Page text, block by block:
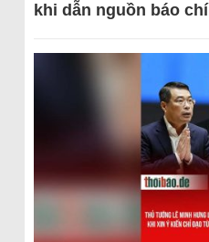
khi dẫn nguồn báo chí